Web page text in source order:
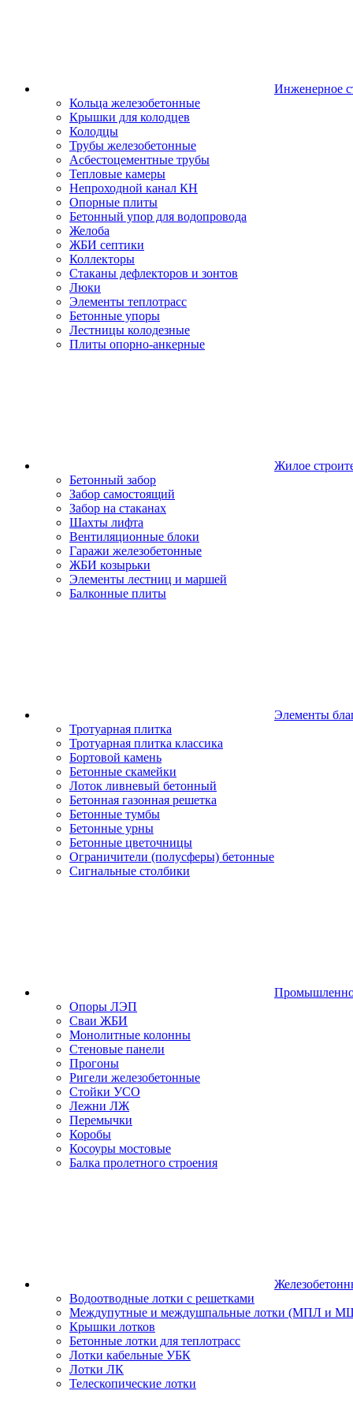
Инженерное
Кольца железобетонные
Крышки для колодцев
Колодцы
Трубы железобетонные
Асбестоцементные трубы
Тепловые камеры
Непроходной канал КН
Опорные плиты
Бетонный упор для водопровода
Желоба
ЖБИ септики
Коллекторы
Стаканы дефлекторов и зонтов
Люки
Элементы теплотрасс
Бетонные упоры
Лестницы колодезные
Плиты опорно-анкерные
Жилое
Бетонный забор
Забор самостоящий
Забор на стаканах
Шахты лифта
Вентиляционные блоки
Гаражи железобетонные
ЖБИ козырьки
Элементы лестниц и маршей
Балконные плиты
Элементы
Тротуарная плитка
Тротуарная плитка классика
Бортовой камень
Бетонные скамейки
Лоток ливневый бетонный
Бетонная газонная решетка
Бетонные тумбы
Бетонные урны
Бетонные цветочницы
Ограничители (полусферы) бетонные
Сигнальные столбики
Опоры ЛЭП
Сваи ЖБИ
Монолитные колонны
Стеновые панели
Прогоны
Ригели железобетонные
Стойки УСО
Лежни ЛЖ
Перемычки
Коробы
Косоуры мостовые
Балка пролетного строения
Водоотводные лотки с решетками
Междупутные и междушпальные лотки (МПЛ и
Крышки лотков
Бетонные лотки для теплотрасс
Лотки кабельные УБК
Лотки ЛК
Телескопические лотки